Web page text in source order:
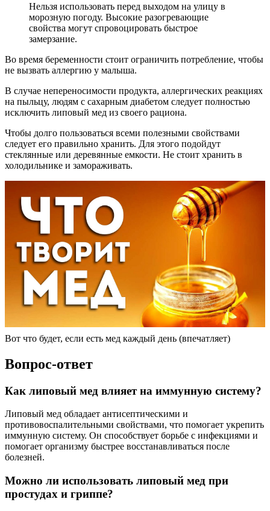
Нельзя использовать перед выходом на улицу в
морозную погоду. Высокие разогревающие
свойства могут спровоцировать быстрое
замерзание.
Во время беременности стоит ограничить потребление, чтобы
не вызвать аллергию у малыша.
В случае непереносимости продукта, аллергических реакциях
на пыльцу, людям с сахарным диабетом следует полностью
исключить липовый мед из своего рациона.
Чтобы долго пользоваться всеми полезными свойствами
следует его правильно хранить. Для этого подойдут
стеклянные или деревянные емкости. Не стоит хранить в
холодильнике и замораживать.
Вот что будет, если есть мед каждый день (впечатляет)
Вопрос-ответ
Как липовый мед влияет на иммунную систему?
Липовый мед обладает антисептическими и
противовоспалительными свойствами, что помогает укрепить
иммунную систему. Он способствует борьбе с инфекциями и
помогает организму быстрее восстанавливаться после
болезней.
Можно ли использовать липовый мед при
простудах и гриппе?